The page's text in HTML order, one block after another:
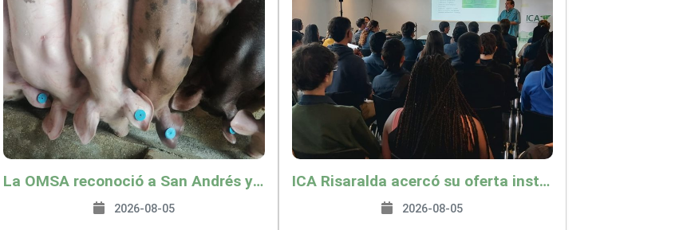
La OMSA reconoció a San Andrés y Providencia como zona libre de Peste Porcina Clásica (PPC)
2026-08-05
ICA Risaralda acercó su oferta institucional a productores y emprendedores en Expocamello
2026-08-05